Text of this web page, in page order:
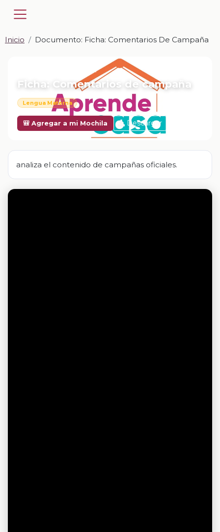
Inicio Documento: Ficha: Comentarios De Campaña
📎 DOCUMENTO · DOCX
Ficha: Comentarios de campaña
Lengua Materna
🎒 Agregar a mi Mochila Descargar
analiza el contenido de campañas oficiales.